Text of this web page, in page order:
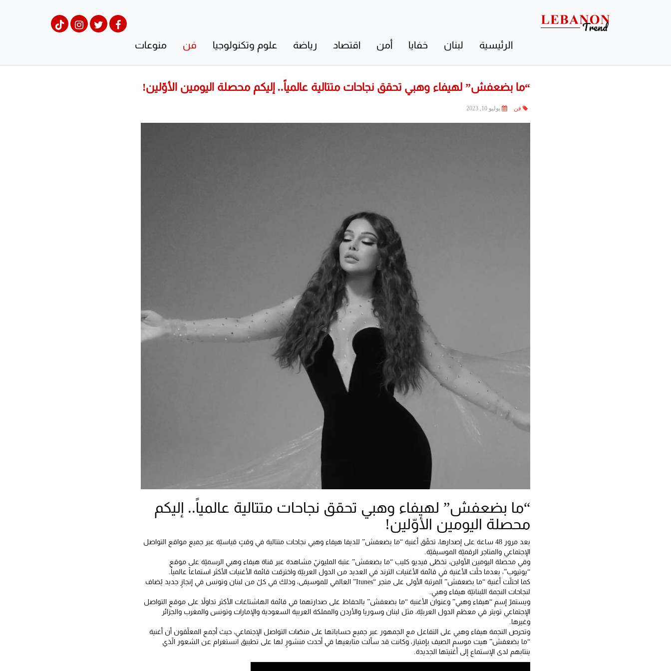
الرئيسية لبنان خفايا أمن اقتصاد رياضة علوم وتكنولوجيا فن منوعات
“ما بضعفش” لهيفاء وهبي تحقق نجاحات متتالية عالمياً.. إليكم محصلة اليومين الأوّلين!
فن يوليو 10, 2023
“ما بضعفش” لهيفاء وهبي تحقق نجاحات متتالية عالمياً.. إليكم
محصلة اليومين الأوّلين!
بعد مرور 48 ساعة على إصدارها، تحقّق أغنية “ما بضعفش” للديفا هيفاء وهبي نجاحات متتالية في وقتٍ قياسيّة عبر جميع مواقع التواصل
الإجتماعي والمتاجر الرقميّة الموسيقيّة.
وفي محصلة اليومين الأولين، تخطّى فيديو كليب “ما بضعفش” عتبة المليونيّ مشاهدة عبر قناة هيفاء وهبي الرسميّة على موقع
“يوتيوب”، بعدما حلّت الأغنية في قائمة الأغنيات الترند في العديد من الدول العربيّة واخترقت قائمة الأغنيات الأكثر استماعاً عالمياً.
كما احتلّت أغنية “ما بضعفش” المرتبة الأولى على متجر “Itunes” العالمي للموسيقى، وذلك في كلّ من لبنان وتونس في إنجازٍ جديد يُضاف
لنجاحات النجمة اللبنانيّة هيفاء وهبي.
ويستمرّ إسم “هيفاء وهبي” وعنوان الأغنية “ما بضعفش” بالحفاظ على صدارتهما في قائمة الهاشتاغات الأكثر تداولاً على موقع التواصل
الإجتماعي تويتر في معظم الدول العربيّة، مثل لبنان وسوريا والأردن والمملكة العربية السعودية والإمارات وتونس والمغرب والجزائر
وغيرها.
وتحرص النجمة هيفاء وهبي على التفاعل مع الجمهور عبر جميع حساباتها على منصّات التواصل الإجتماعي، حيث أجمع المعلّقون أن أغنية
“ما بضعفش” هيت موسم الصيف بإمتياز، وكانت قد سألت متابعيها في أحدث منشورٍ لها على تطبيق انستغرام عن الشعور الّذي
ينتابهم لدى الإستماع إلى أغنيتها الجديدة.